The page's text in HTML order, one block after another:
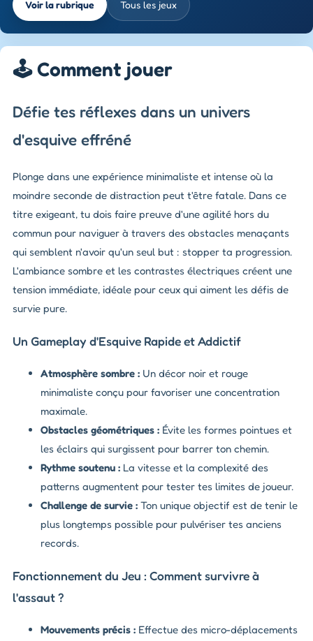
Voir la rubrique Tous les jeux
🕹️ Comment jouer
Défie tes réflexes dans un univers
d'esquive effréné
Plonge dans une expérience minimaliste et intense où la
moindre seconde de distraction peut t'être fatale. Dans ce
titre exigeant, tu dois faire preuve d'une agilité hors du
commun pour naviguer à travers des obstacles menaçants
qui semblent n'avoir qu'un seul but : stopper ta progression.
L'ambiance sombre et les contrastes électriques créent une
tension immédiate, idéale pour ceux qui aiment les défis de
survie pure.
Un Gameplay d'Esquive Rapide et Addictif
Atmosphère sombre : Un décor noir et rouge
minimaliste conçu pour favoriser une concentration
maximale.
Obstacles géométriques : Évite les formes pointues et
les éclairs qui surgissent pour barrer ton chemin.
Rythme soutenu : La vitesse et la complexité des
patterns augmentent pour tester tes limites de joueur.
Challenge de survie : Ton unique objectif est de tenir le
plus longtemps possible pour pulvériser tes anciens
records.
Fonctionnement du Jeu : Comment survivre à
l'assaut ?
Mouvements précis : Effectue des micro-déplacements